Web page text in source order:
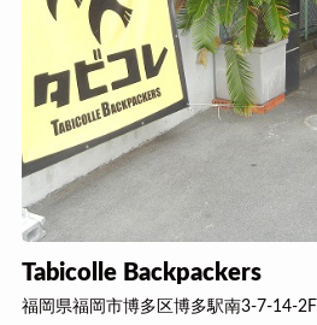
Tabicolle Backpackers
福岡県福岡市博多区博多駅南3-7-14-2F